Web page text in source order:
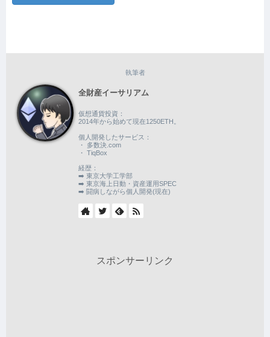
執筆者
全財産イーサリアム
仮想通貨投資：
2014年から始めて現在1250ETH。
個人開発したサービス：
・ 多数決.com
・ TiqBox
経歴：
➡️ 東京大学工学部
➡️ 東京海上日動・資産運用SPEC
➡️ 闘病しながら個人開発(現在)
スポンサーリンク